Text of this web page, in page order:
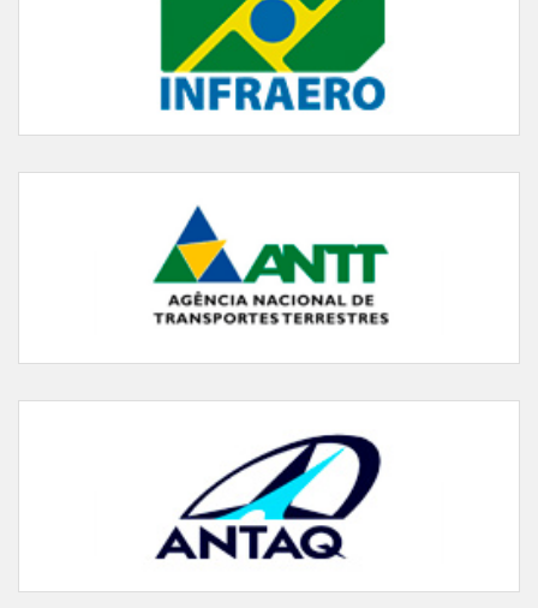
Agência Nacional de Transportes Terrestres - ANTT
Agência Nacional de Transportes Aquaviários
VALEC - Engenharia, Construções e Ferrovias S.A.